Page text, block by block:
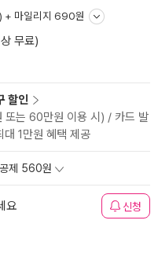
+ 마일리지 690원
무료)
할인
또는 60만원 이용 시) / 카드 발
1만원 혜택 제공
제 560원
요 신청